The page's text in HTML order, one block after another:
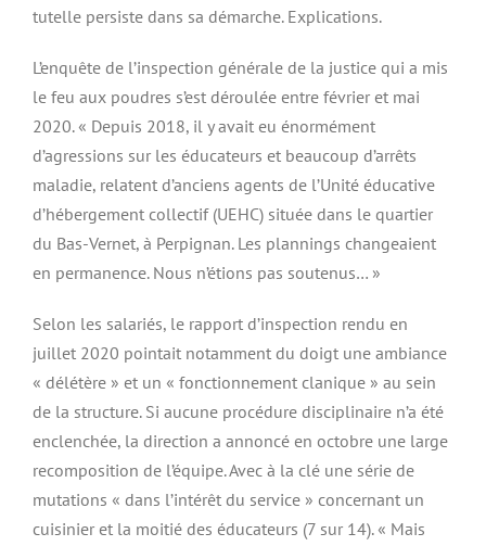
tutelle persiste dans sa démarche. Explications.
L’enquête de l’inspection générale de la justice qui a mis
le feu aux poudres s’est déroulée entre février et mai
2020. « Depuis 2018, il y avait eu énormément
d’agressions sur les éducateurs et beaucoup d’arrêts
maladie, relatent d’anciens agents de l’Unité éducative
d’hébergement collectif (UEHC) située dans le quartier
du Bas-Vernet, à Perpignan. Les plannings changeaient
en permanence. Nous n’étions pas soutenus… »
Selon les salariés, le rapport d’inspection rendu en
juillet 2020 pointait notamment du doigt une ambiance
« délétère » et un « fonctionnement clanique » au sein
de la structure. Si aucune procédure disciplinaire n’a été
enclenchée, la direction a annoncé en octobre une large
recomposition de l’équipe. Avec à la clé une série de
mutations « dans l’intérêt du service » concernant un
cuisinier et la moitié des éducateurs (7 sur 14). « Mais